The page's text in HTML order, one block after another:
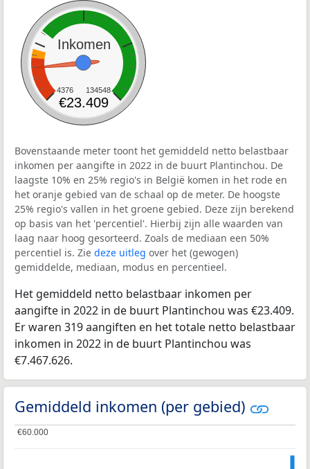
Inkomen
4376 134548
€23.409
Bovenstaande meter toont het gemiddeld netto belastbaar
inkomen per aangifte in 2022 in de buurt Plantinchou. De
laagste 10% en 25% regio's in België komen in het rode en
het oranje gebied van de schaal op de meter. De hoogste
25% regio's vallen in het groene gebied. Deze zijn berekend
op basis van het 'percentiel'. Hierbij zijn alle waarden van
laag naar hoog gesorteerd. Zoals de mediaan een 50%
percentiel is. Zie deze uitleg over het (gewogen)
gemiddelde, mediaan, modus en percentieel.
Het gemiddeld netto belastbaar inkomen per
aangifte in 2022 in de buurt Plantinchou was €23.409.
Er waren 319 aangiften en het totale netto belastbaar
inkomen in 2022 in de buurt Plantinchou was
€7.467.626.
Gemiddeld inkomen (per gebied)
€60.000
€60.000